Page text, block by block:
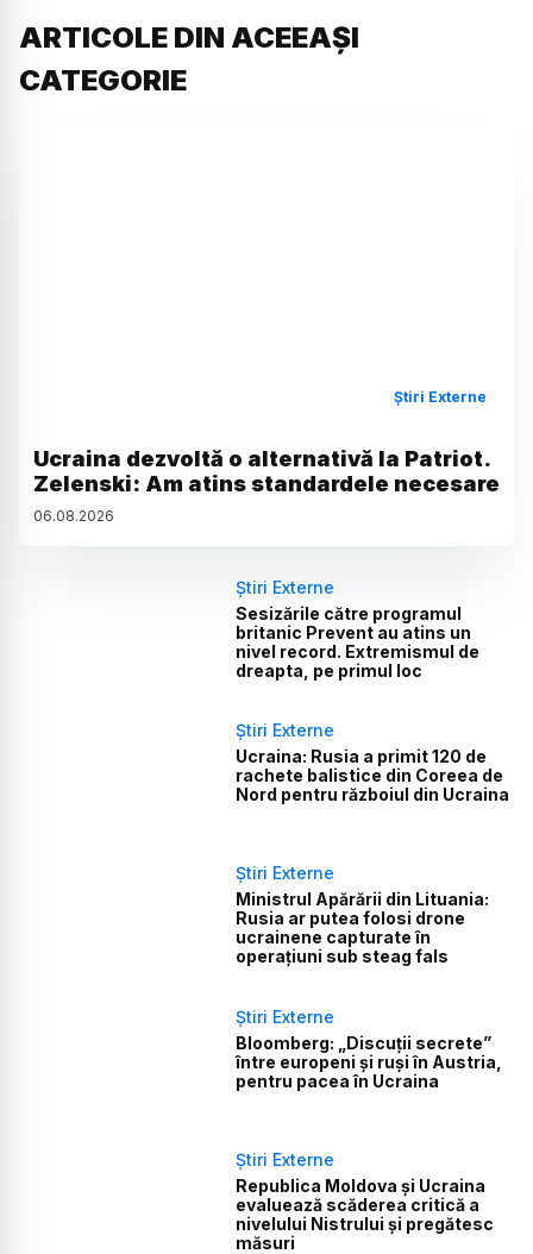
ARTICOLE DIN ACEEAȘI
CATEGORIE
Știri Externe
Ucraina dezvoltă o alternativă la Patriot.
Zelenski: Am atins standardele necesare
06.08.2026
Știri Externe
Sesizările către programul
britanic Prevent au atins un
nivel record. Extremismul de
dreapta, pe primul loc
Știri Externe
Ucraina: Rusia a primit 120 de
rachete balistice din Coreea de
Nord pentru războiul din Ucraina
Știri Externe
Ministrul Apărării din Lituania:
Rusia ar putea folosi drone
ucrainene capturate în
operațiuni sub steag fals
Știri Externe
Bloomberg: „Discuții secrete”
între europeni și ruși în Austria,
pentru pacea în Ucraina
Știri Externe
Republica Moldova și Ucraina
evaluează scăderea critică a
nivelului Nistrului și pregătesc
măsuri